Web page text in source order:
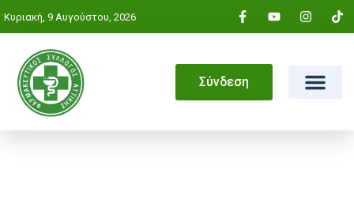
Κυριακή, 9 Αυγούστου, 2026
Σύνδεση